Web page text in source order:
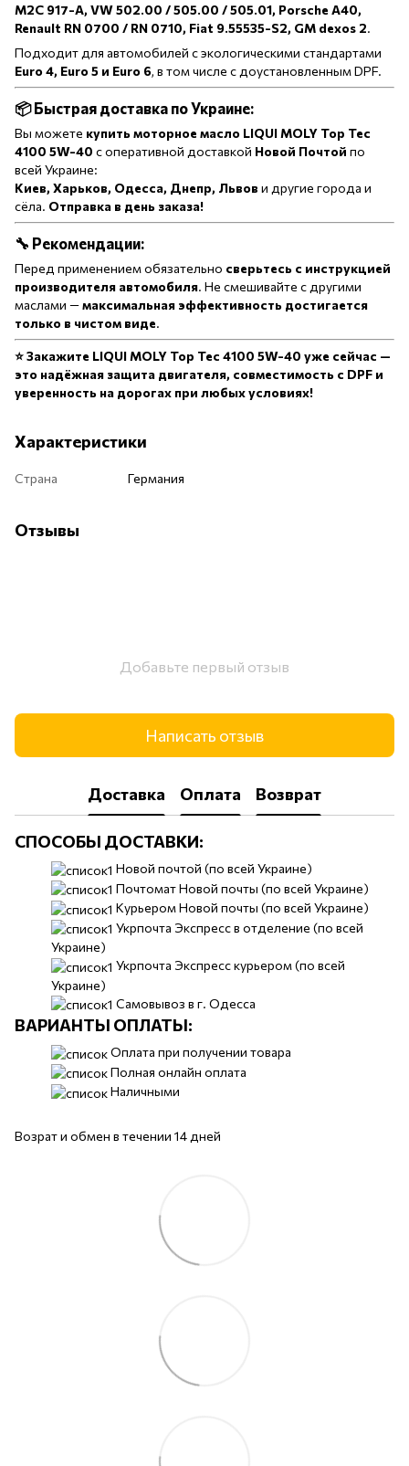
M2C 917-A, VW 502.00 / 505.00 / 505.01, Porsche A40,
Renault RN 0700 / RN 0710, Fiat 9.55535-S2, GM dexos 2.
Подходит для автомобилей с экологическими стандартами
Euro 4, Euro 5 и Euro 6, в том числе с доустановленным DPF.
📦 Быстрая доставка по Украине:
Вы можете купить моторное масло LIQUI MOLY Top Tec
4100 5W-40 с оперативной доставкой Новой Почтой по
всей Украине:
Киев, Харьков, Одесса, Днепр, Львов и другие города и
сёла. Отправка в день заказа!
🔧 Рекомендации:
Перед применением обязательно сверьтесь с инструкцией
производителя автомобиля. Не смешивайте с другими
маслами —максимальная эффективность достигается
только в чистом виде.
⭐ Закажите LIQUI MOLY Top Tec 4100 5W-40 уже сейчас —
это надёжная защита двигателя, совместимость с DPF и
уверенность на дорогах при любых условиях!
Характеристики
Страна Германия
Отзывы
Добавьте первый отзыв
Написать отзыв
Доставка Оплата Возврат
СПОСОБЫ ДОСТАВКИ:
​​Новой почтой (по всей Украине)
Почтомат Новой почты (по всей Украине)
Курьером Новой почты (по всей Украине)
Укрпочта Экспресс в отделение (по всей
Украине)
Укрпочта Экспресс курьером (по всей
Украине)
Самовывоз в г. Одесса
ВАРИАНТЫ ОПЛАТЫ:
Оплата при получении товара
Полная онлайн оплата
Наличными
Возрат и обмен в течении 14 дней